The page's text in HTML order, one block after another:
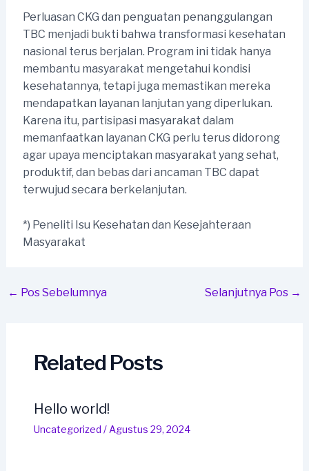
Perluasan CKG dan penguatan penanggulangan
TBC menjadi bukti bahwa transformasi kesehatan
nasional terus berjalan. Program ini tidak hanya
membantu masyarakat mengetahui kondisi
kesehatannya, tetapi juga memastikan mereka
mendapatkan layanan lanjutan yang diperlukan.
Karena itu, partisipasi masyarakat dalam
memanfaatkan layanan CKG perlu terus didorong
agar upaya menciptakan masyarakat yang sehat,
produktif, dan bebas dari ancaman TBC dapat
terwujud secara berkelanjutan.
*) Peneliti Isu Kesehatan dan Kesejahteraan
Masyarakat
Post
← Pos Sebelumnya Selanjutnya Pos →
Related Posts
Hello world!
Uncategorized / Agustus 29, 2024